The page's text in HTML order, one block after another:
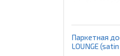
Паркетная
LOUNGE